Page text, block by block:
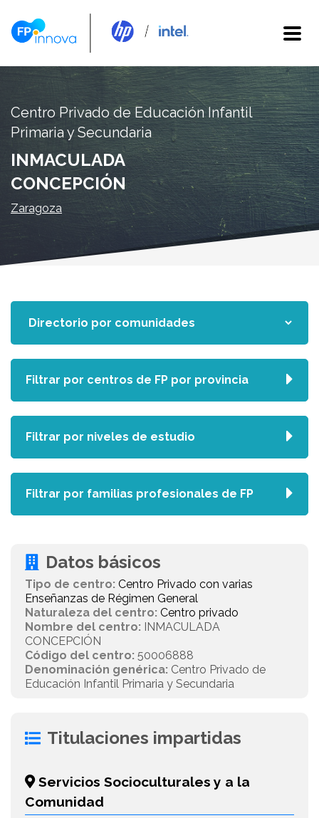
Centro Privado de Educación Infantil
Primaria y Secundaria
INMACULADA
CONCEPCIÓN
Zaragoza
Datos básicos
Tipo de centro: Centro Privado con varias
Enseñanzas de Régimen General
Naturaleza del centro: Centro privado
Nombre del centro: INMACULADA
CONCEPCIÓN
Código del centro: 50006888
Denominación genérica: Centro Privado de
Educación Infantil Primaria y Secundaria
Titulaciones impartidas
Servicios Socioculturales y a la
Comunidad
Filtrar por centros de FP por provincia
Filtrar por niveles de estudio
Filtrar por familias profesionales de FP